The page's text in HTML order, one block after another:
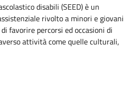
disabili (SEED) è un
rivolto a minori e giovani
favorire percorsi ed occasioni di
attività come quelle culturali,